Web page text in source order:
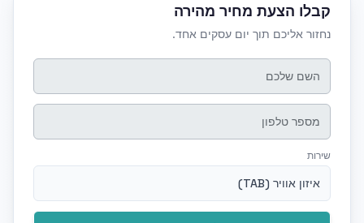
קבלו הצעת מחיר מהירה
נחזור אליכם תוך יום עסקים אחד.
שירות
איזון אוויר (TAB)